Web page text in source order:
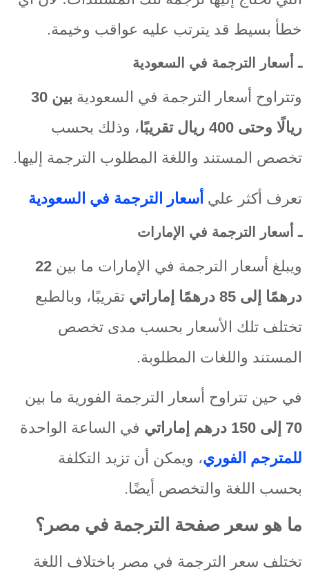
خطأ بسيط قد يترتب عليه عواقب وخيمة.
ـ أسعار الترجمة في السعودية
وتتراوح أسعار الترجمة في السعودية
بين 30
ريالًا وحتى 400 ريال تقريبًا
، وذلك بحسب
تخصص المستند واللغة المطلوب الترجمة إليها.
تعرف أكثر علي أسعار الترجمة في السعودية
ـ أسعار الترجمة في الإمارات
ويبلغ أسعار الترجمة في الإمارات ما بين22
درهمًا إلى 85 درهمًا إماراتي
تقريبًا، وبالطبع
تختلف تلك الأسعار بحسب مدى تخصص
المستند واللغات المطلوبة.
في حين تتراوح أسعار الترجمة الفورية ما بين
70 إلى 150 درهم إماراتي
في الساعة الواحدة
للمترجم الفوري، ويمكن أن تزيد التكلفة
بحسب اللغة والتخصص أيضًا.
ما هو سعر صفحة الترجمة في مصر؟
تختلف سعر الترجمة في مصر باختلاف اللغة